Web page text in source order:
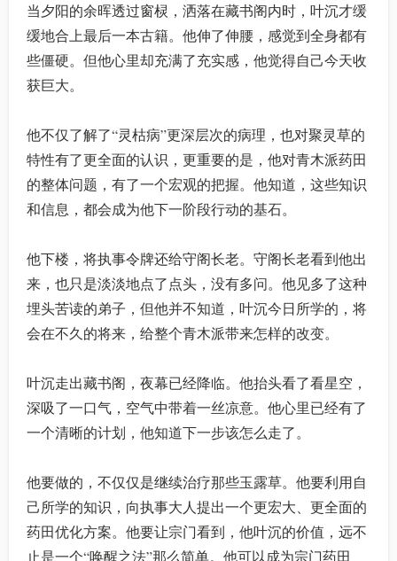
当夕阳的余晖透过窗棂，洒落在藏书阁内时，叶沉才缓
缓地合上最后一本古籍。他伸了伸腰，感觉到全身都有
些僵硬。但他心里却充满了充实感，他觉得自己今天收
获巨大。
他不仅了解了“灵枯病”更深层次的病理，也对聚灵草的
特性有了更全面的认识，更重要的是，他对青木派药田
的整体问题，有了一个宏观的把握。他知道，这些知识
和信息，都会成为他下一阶段行动的基石。
他下楼，将执事令牌还给守阁长老。守阁长老看到他出
来，也只是淡淡地点了点头，没有多问。他见多了这种
埋头苦读的弟子，但他并不知道，叶沉今日所学的，将
会在不久的将来，给整个青木派带来怎样的改变。
叶沉走出藏书阁，夜幕已经降临。他抬头看了看星空，
深吸了一口气，空气中带着一丝凉意。他心里已经有了
一个清晰的计划，他知道下一步该怎么走了。
他要做的，不仅仅是继续治疗那些玉露草。他要利用自
己所学的知识，向执事大人提出一个更宏大、更全面的
药田优化方案。他要让宗门看到，他叶沉的价值，远不
止是一个“唤醒之法”那么简单。他可以成为宗门药田